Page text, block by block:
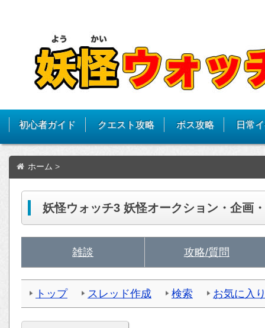
初心者ガイド クエスト攻略 ボス攻略 日常
ホーム >
妖怪ウォッチ3 妖怪オークション・企画
雑談 攻略/質問
トップ スレッド作成 検索 お気に入